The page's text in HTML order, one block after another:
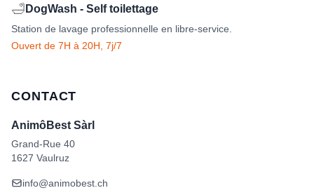
🛁 DogWash - Self toilettage
Station de lavage professionnelle en libre-service.
Ouvert de 7H à 20H, 7j/7
CONTACT
AnimôBest Sàrl
Grand-Rue 40
1627 Vaulruz
info@animobest.ch